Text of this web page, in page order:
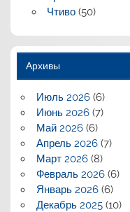
Чтиво(50)
Архивы
Июль 2026(6)
Июнь 2026(7)
Май 2026(6)
Апрель 2026(7)
Март 2026(8)
Февраль 2026(6)
Январь 2026(6)
Декабрь 2025(10)